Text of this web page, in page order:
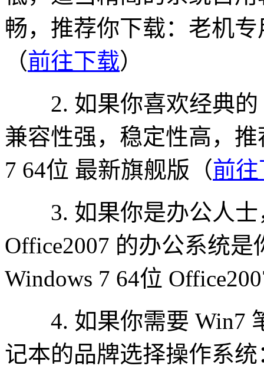
畅，推荐你下载：老机
（前往下载）
2. 如果你喜欢经典的
兼容性强，稳定性高，
7 64位 最新旗舰版（前
3. 如果你是办公人士
Office2007 的办公系统
Windows 7 64位
4. 如果你需要 Win7
记本的品牌选择操作系统